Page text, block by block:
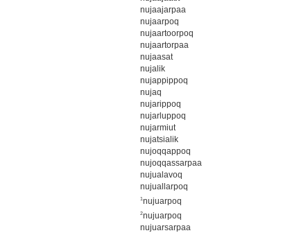
nujaajarpaa
nujaarpoq
nujaartoorpoq
nujaartorpaa
nujaasat
nujalik
nujappippoq
nujaq
nujarippoq
nujarluppoq
nujarmiut
nujatsialik
nujoqqappoq
nujoqqassarpaa
nujualavoq
nujuallarpoq
1nujuarpoq
2nujuarpoq
nujuarsarpaa